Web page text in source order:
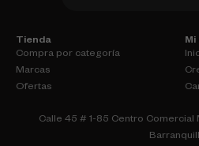
Tienda
Compra por categoría
Marcas
Ofertas
Calle 45 # 1-85 Centro